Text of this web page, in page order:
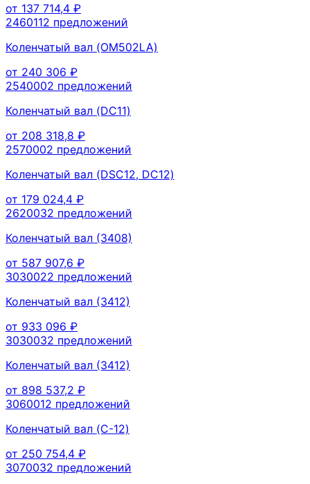
от 137 714,4 ₽
2460112 предложений
Коленчатый вал (OM502LA)
от 240 306 ₽
2540002 предложений
Коленчатый вал (DC11)
от 208 318,8 ₽
2570002 предложений
Коленчатый вал (DSC12, DC12)
от 179 024,4 ₽
2620032 предложений
Коленчатый вал (3408)
от 587 907,6 ₽
3030022 предложений
Коленчатый вал (3412)
от 933 096 ₽
3030032 предложений
Коленчатый вал (3412)
от 898 537,2 ₽
3060012 предложений
Коленчатый вал (C-12)
от 250 754,4 ₽
3070032 предложений